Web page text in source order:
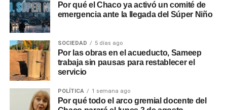
Por qué el Chaco ya activó un comité de
emergencia ante la llegada del Súper Niño
SOCIEDAD 5 días ago
Por las obras en el acueducto, Sameep
trabaja sin pausas para restablecer el
servicio
POLÍTICA 1 semana ago
Por qué todo el arco gremial docente del